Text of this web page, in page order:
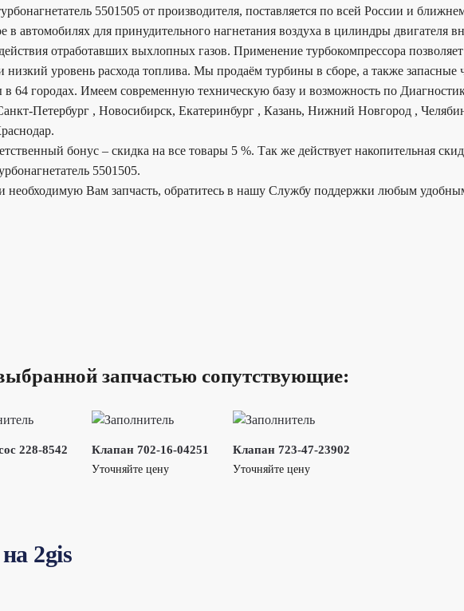
5501505 от производителя, поставляется по всей России и
автомобилях для принудительного нагнетания воздуха в цилиндры двигателя
отработавших выхлопных газов. Применение турбокомпрессора
уровень расхода топлива. Мы продаём турбины в сборе, а также запасные
в 64 городах. Имеем современную техническую базу и возможность по
Петербург , Новосибирск, Екатеринбург , Казань, Нижний Новгород ,
бонус – скидка на все товары 5 %. Так же действует накопительная
5501505.
Вам запчасть, обратитесь в нашу Службу поддержки любым
запчастью сопутствующие:
228-8542 Клапан 702-16-04251
Уточняйте цену
Клапан 723-47-23902
Уточняйте цену
2gis